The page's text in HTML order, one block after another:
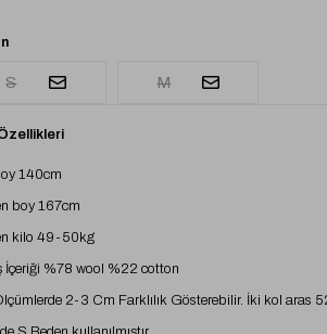
S M
140cm
boy 167cm
kilo 49-50kg
İçeriği %78 wool %22 cotton
2-3 Cm Farklılık Gösterebilir. İki kol aras